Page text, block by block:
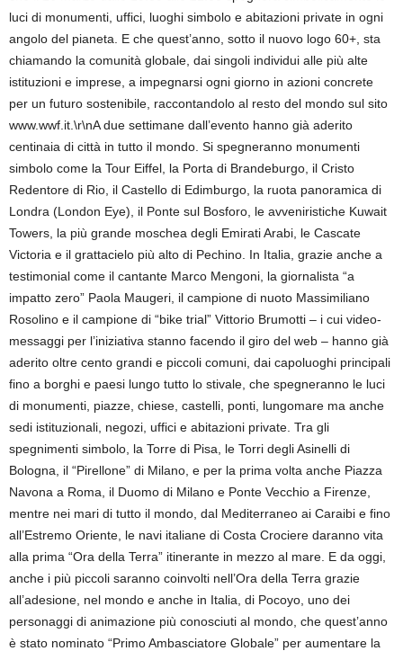
luci di monumenti, uffici, luoghi simbolo e abitazioni private in ogni
angolo del pianeta. E che quest’anno, sotto il nuovo logo 60+, sta
chiamando la comunità globale, dai singoli individui alle più alte
istituzioni e imprese, a impegnarsi ogni giorno in azioni concrete
per un futuro sostenibile, raccontandolo al resto del mondo sul sito
www.wwf.it.\r\nA due settimane dall’evento hanno già aderito
centinaia di città in tutto il mondo. Si spegneranno monumenti
simbolo come la Tour Eiffel, la Porta di Brandeburgo, il Cristo
Redentore di Rio, il Castello di Edimburgo, la ruota panoramica di
Londra (London Eye), il Ponte sul Bosforo, le avveniristiche Kuwait
Towers, la più grande moschea degli Emirati Arabi, le Cascate
Victoria e il grattacielo più alto di Pechino. In Italia, grazie anche a
testimonial come il cantante Marco Mengoni, la giornalista “a
impatto zero” Paola Maugeri, il campione di nuoto Massimiliano
Rosolino e il campione di “bike trial” Vittorio Brumotti – i cui video-
messaggi per l’iniziativa stanno facendo il giro del web – hanno già
aderito oltre cento grandi e piccoli comuni, dai capoluoghi principali
fino a borghi e paesi lungo tutto lo stivale, che spegneranno le luci
di monumenti, piazze, chiese, castelli, ponti, lungomare ma anche
sedi istituzionali, negozi, uffici e abitazioni private. Tra gli
spegnimenti simbolo, la Torre di Pisa, le Torri degli Asinelli di
Bologna, il “Pirellone” di Milano, e per la prima volta anche Piazza
Navona a Roma, il Duomo di Milano e Ponte Vecchio a Firenze,
mentre nei mari di tutto il mondo, dal Mediterraneo ai Caraibi e fino
all’Estremo Oriente, le navi italiane di Costa Crociere daranno vita
alla prima “Ora della Terra” itinerante in mezzo al mare. E da oggi,
anche i più piccoli saranno coinvolti nell’Ora della Terra grazie
all’adesione, nel mondo e anche in Italia, di Pocoyo, uno dei
personaggi di animazione più conosciuti al mondo, che quest’anno
è stato nominato “Primo Ambasciatore Globale” per aumentare la